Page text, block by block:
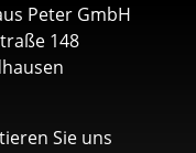
Peter GmbH
148
Sie uns